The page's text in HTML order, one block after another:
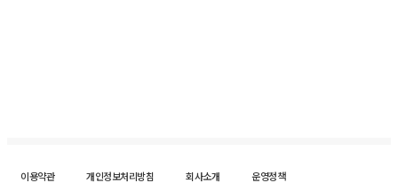
이용약관 개인정보처리방침 회사소개
운영정책